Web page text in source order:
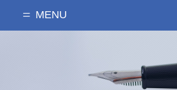
MENU